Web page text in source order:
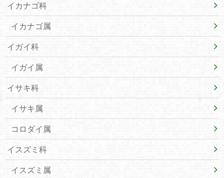
イカナゴ科
イカナゴ属
イガイ科
イガイ属
イサキ科
イサキ属
コロダイ属
イスズミ科
イスズミ属